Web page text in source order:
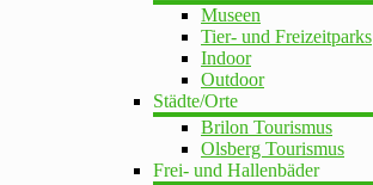
Museen
Tier- und Freizeitparks
Indoor
Outdoor
Städte/Orte
Brilon Tourismus
Olsberg Tourismus
Frei- und Hallenbäder